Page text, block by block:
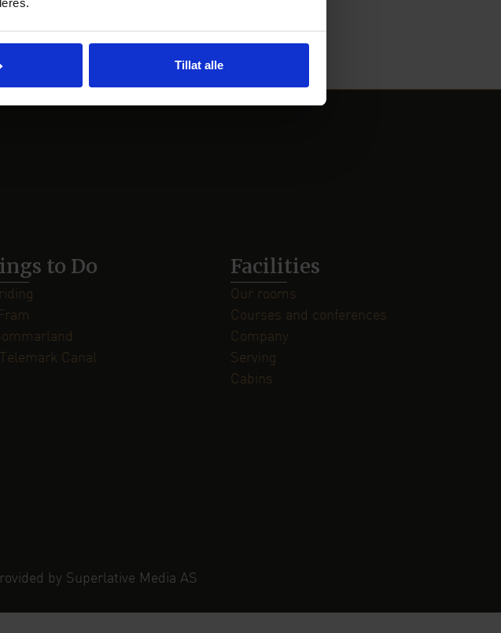
Tillat alle
to Do
Telemark Canal
Facilities
Our rooms
Courses and conferences
Company
Serving
Cabins
by Superlative Media AS